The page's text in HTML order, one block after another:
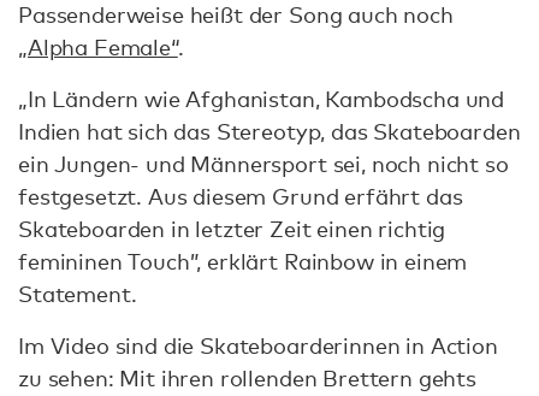
Passenderweise heißt der Song auch noch
„Alpha Female“.
„In Ländern wie Afghanistan, Kambodscha und
Indien hat sich das Stereotyp, das Skateboarden
ein Jungen- und Männersport sei, noch nicht so
festgesetzt. Aus diesem Grund erfährt das
Skateboarden in letzter Zeit einen richtig
femininen Touch”, erklärt Rainbow in einem
Statement.
Im Video sind die Skateboarderinnen in Action
zu sehen: Mit ihren rollenden Brettern gehts